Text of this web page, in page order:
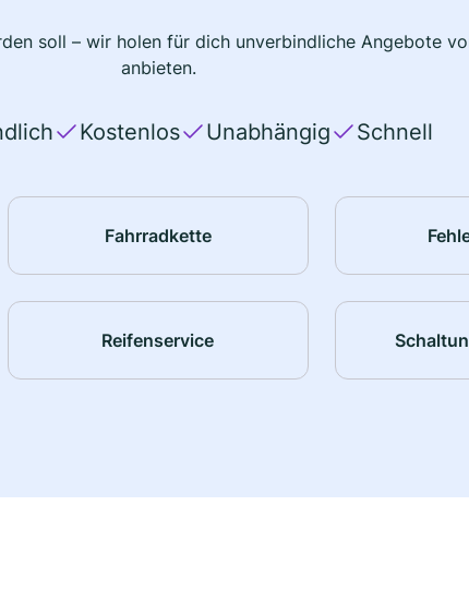
soll – wir holen für dich unverbindliche Angebote
anbieten.
Kostenlos Unabhängig Schnell
Fahrradkette
Reifenservice